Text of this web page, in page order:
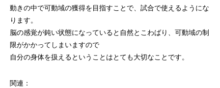
動きの中で可動域の獲得を目指すことで、試合で使えるようにな
ります。
脳の感覚が鈍い状態になっていると自然とこわばり、可動域の制
限がかかってしまいますので
自分の身体を扱えるということはとても大切なことです。
関連：